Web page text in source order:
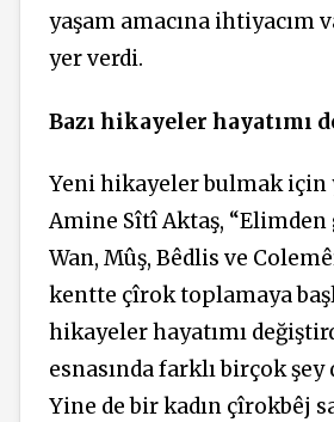
yaşam amacına ihtiyacım
yer verdi.
Bazı hikayeler hayatımı
Yeni hikayeler bulmak için
Amine Sîtî Aktaş,
Wan, Mûş, Bêdlis ve
kentte çîrok toplamaya
hikayeler hayatımı
esnasında farklı birçok şey
Yine de bir kadın çîrokbêj